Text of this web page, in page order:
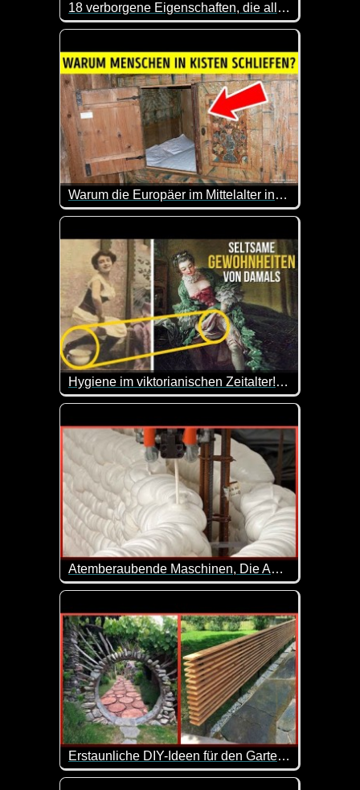
18 verborgene Eigenschaften, die alltägliche Gegenstände fantastisch machen
Das ist mal wieder sehr interessant. Dass man
Warum die Europäer im Mittelalter in Kisten schliefen
Okay, ich werde mich nicht mehr über unbequeme
Hygiene im viktorianischen Zeitalter! Wie haben Frauen in diesen Kleidern die Toilette benutzt?
Wie haben die Hygiene-Praktiken wohl damals
Atemberaubende Maschinen, Die Auf Einem Anderen Level Sind - 2
In unserer postindustriellen Welt stoßen wir an
Erstaunliche DIY-Ideen für den Garten, die Ihr Zuhause aufwerten - 3
Ein Hinterhof ist ein kleiner Außenbereich, der